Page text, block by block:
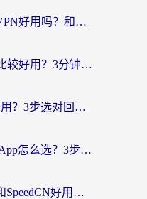
海外党必看：雷神手游VPN好用吗？和天速回国VPN对比哪个回国效果更好？附实用加速器选择指南
海外党必看：VPN哪个比较好用？3分钟找到适合你的回国加速方案
海外党必看：哪款vpn好用？3步选对回国加速器，无缝刷剧玩游戏
海外党必看：好用VPN App怎么选？3步教你无缝访问国内资源
海外党必看：雷神手游和SpeedCN好用吗？3招选对回国加速器无缝刷国内资源